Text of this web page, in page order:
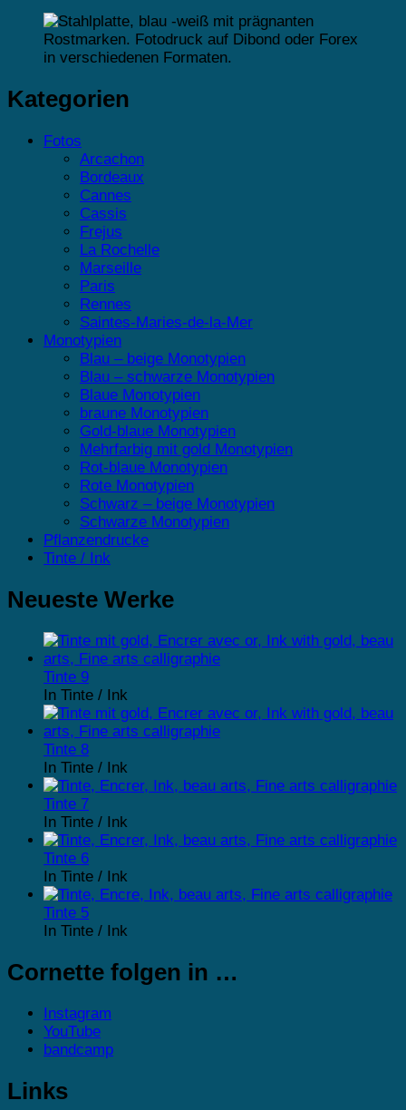
Kategorien
Fotos
Arcachon
Bordeaux
Cannes
Cassis
Frejus
La Rochelle
Marseille
Paris
Rennes
Saintes-Maries-de-la-Mer
Monotypien
Blau – beige Monotypien
Blau – schwarze Monotypien
Blaue Monotypien
braune Monotypien
Gold-blaue Monotypien
Mehrfarbig mit gold Monotypien
Rot-blaue Monotypien
Rote Monotypien
Schwarz – beige Monotypien
Schwarze Monotypien
Pflanzendrucke
Tinte / Ink
Neueste Werke
Tinte 9
In Tinte / Ink
Tinte 8
In Tinte / Ink
Tinte 7
In Tinte / Ink
Tinte 6
In Tinte / Ink
Tinte 5
In Tinte / Ink
Cornette folgen in …
Instagram
YouTube
bandcamp
Links